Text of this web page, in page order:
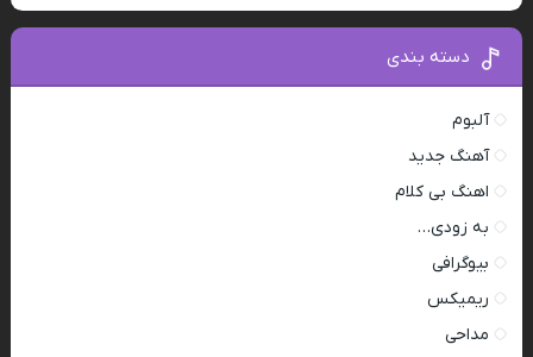
دسته بندی
آلبوم
آهنگ جدید
اهنگ بی کلام
به زودی…
بیوگرافی
ریمیکس
مداحی